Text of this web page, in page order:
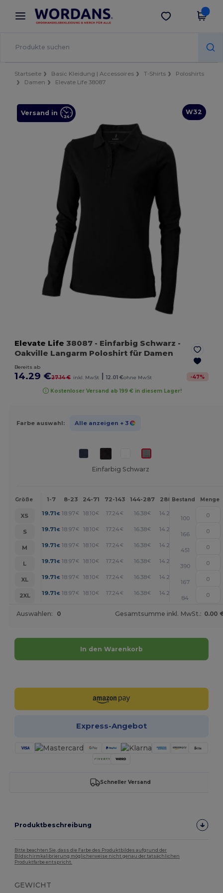
× Wordans App
Bessere Preise in der App!
App holen
Startseite Basic Kleidung | Accessoires T-Shirts
Poloshirts
Damen
Elevate Life 38087
W32
Versand in
Elevate Life 38087 - Einfarbig Schwarz -
Oakville Langarm Poloshirt für Damen
Bereits ab
14.29 €27.14 € inkl. MwSt | 12.01 €ohne MwSt -47%
Kostenloser Versand ab 199 € in diesem Lager!
Farbe auswahl: Alle anzeigen + 3
Einfarbig Schwarz
Größe 1-7 8-23 24-71 72-143 144-287 288 + Mehr
Bestand Menge
XS 19.71 € 18.97€ 18.10€ 17.24€ 16.38€ 14.29 +
100
S
19.71 € 18.97€ 18.10€ 17.24€ 16.38€ 14.29 +
166
M
19.71 € 18.97€ 18.10€ 17.24€ 16.38€ 14.29 +
451
L
19.71 € 18.97€ 18.10€ 17.24€ 16.38€ 14.29 +
390
XL
19.71 € 18.97€ 18.10€ 17.24€ 16.38€ 14.29 +
167
2XL
19.71 € 18.97€ 18.10€ 17.24€ 16.38€ 14.29 +
84
Auswahlen: 0 Gesamtsumme inkl. MwSt.: 0.00
In den Warenkorb
Express-Angebot
Schneller Versand
Produktbeschreibung
Bitte beachten Sie, dass die Farbe des Produktbildes aufgrund der
Bildschirmkalibrierung möglicherweise nicht genau der tatsächlichen
Produktfarbe entspricht.
GEWICHT